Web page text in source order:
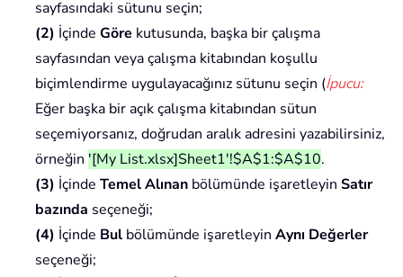
sayfasındaki sütunu seçin;
(2) İçinde Göre kutusunda, başka bir çalışma
sayfasından veya çalışma kitabından koşullu
biçimlendirme uygulayacağınız sütunu seçin (İpucu:
Eğer başka bir açık çalışma kitabından sütun
seçemiyorsanız, doğrudan aralık adresini yazabilirsiniz,
örneğin '[My List.xlsx]Sheet1'!$A$1:$A$10.
(3) İçinde Temel Alınan bölümünde işaretleyin Satır
bazında seçeneği;
(4) İçinde Bul bölümünde işaretleyin Aynı Değerler
seçeneği;